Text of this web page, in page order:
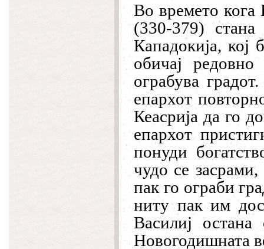
Во времето кога
(330-379)
Кападокија,
обичај
ограбува
епархот
Кеасрија да го
епархот
понуди
чудо се
пак го ограби
ниту пак им
Василиј
Новогодишната